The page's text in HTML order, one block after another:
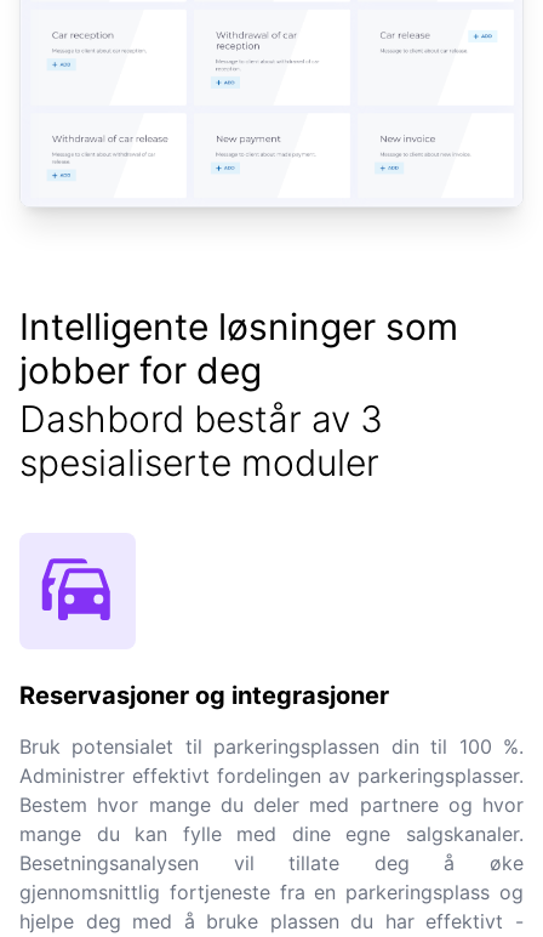
Intelligente løsninger som
jobber for deg
Dashbord består av 3
spesialiserte moduler
Reservasjoner og integrasjoner
Bruk potensialet til parkeringsplassen din til 100 %.
Administrer effektivt fordelingen av parkeringsplasser.
Bestem hvor mange du deler med partnere og hvor
mange du kan fylle med dine egne salgskanaler.
Besetningsanalysen vil tillate deg å øke
gjennomsnittlig fortjeneste fra en parkeringsplass og
hjelpe deg med å bruke plassen du har effektivt -